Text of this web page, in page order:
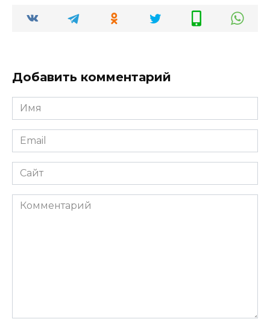
Добавить комментарий
Имя
*
Email
*
Сайт
Комментарий